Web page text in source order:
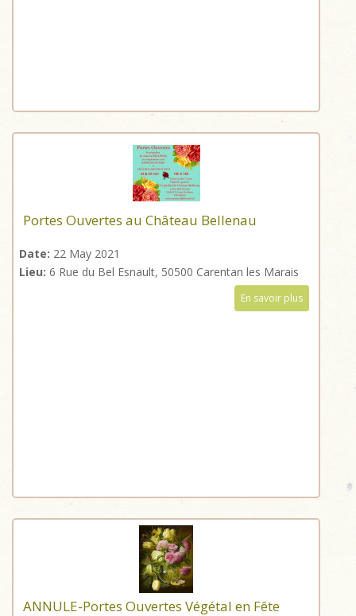
Portes Ouvertes au Château Bellenau
Date: 22 May 2021
Lieu: 6 Rue du Bel Esnault, 50500 Carentan les Marais
En savoir plus
ANNULE-Portes Ouvertes Végétal en Fête